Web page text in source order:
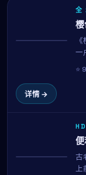
全
樱
一
⭐
详情 →
便
古